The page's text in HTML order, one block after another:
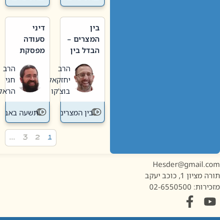
בין
המצרים –
הבדל בין
חדשה
לישנה
הרב
יחזקאל
בוצ'קו
בין המצרים
דיני
סעודה
מפסקת
תשעה
באב
הרב
חגי
הראל
תשעה באב
1, כוכב יעקב
02-6550500